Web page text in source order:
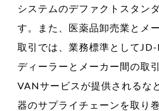
システムのデファクトスタン
す。また、医薬品卸売業とメ
取引では、業務標準として
ディーラーとメーカー間の取
VANサービスが提供されるな
器のサプライチェーンを取り